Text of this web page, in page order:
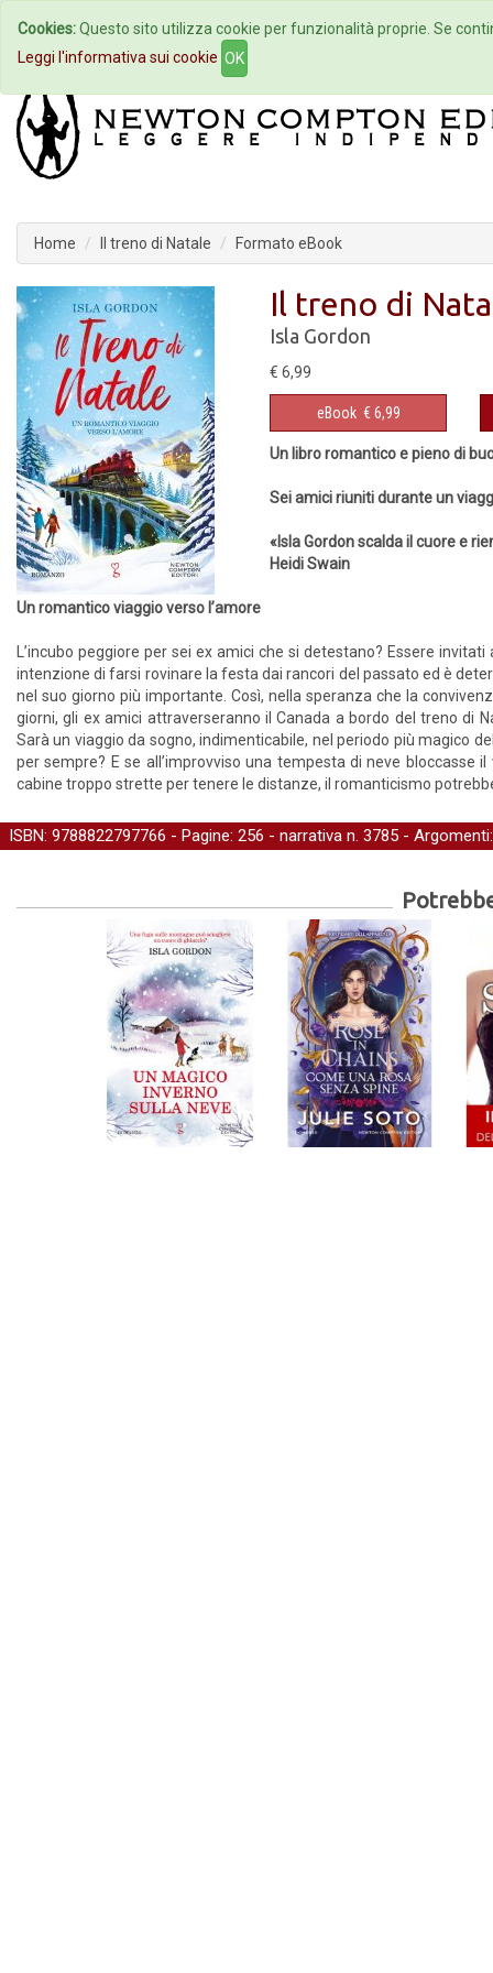
Home Autori Eventi
Home Il treno di Natale Formato eBook
Il treno di
Isla Gordon
€ 6,99
eBook € 6,99
Un libro romantico e pieno di
Sei amici riuniti durante un
«Isla Gordon scalda il cuore e
Heidi Swain
Un romantico viaggio verso l’amore
L’incubo peggiore per sei ex amici che si detestano? Essere
intenzione di farsi rovinare la festa dai rancori del passato ed è
nel suo giorno più importante. Così, nella speranza che la
giorni, gli ex amici attraverseranno il Canada a bordo del treno di
Sarà un viaggio da sogno, indimenticabile, nel periodo più magico
per sempre? E se all’improvviso una tempesta di neve
cabine troppo strette per tenere le distanze, il romanticismo
ISBN: 9788822797766 - Pagine: 256 - narrativa n. 3785 -
Cookies:Questo sito utilizza cookie per funzionalità proprie. Se
Leggi l'informativa sui cookie OK